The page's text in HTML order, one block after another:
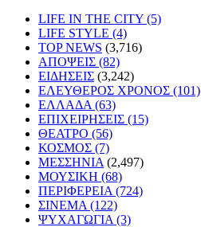
LIFE IN THE CITY (5)
LIFE STYLE (4)
TOP NEWS (3,716)
ΑΠΟΨΕΙΣ (82)
ΕΙΔΗΣΕΙΣ (3,242)
ΕΛΕΥΘΕΡΟΣ ΧΡΟΝΟΣ (101)
ΕΛΛΑΔΑ (63)
ΕΠΙΧΕΙΡΗΣΕΙΣ (15)
ΘΕΑΤΡΟ (56)
ΚΟΣΜΟΣ (7)
ΜΕΣΣΗΝΙΑ (2,497)
ΜΟΥΣΙΚΗ (68)
ΠΕΡΙΦΕΡΕΙΑ (724)
ΣΙΝΕΜΑ (122)
ΨΥΧΑΓΩΓΙΑ (3)